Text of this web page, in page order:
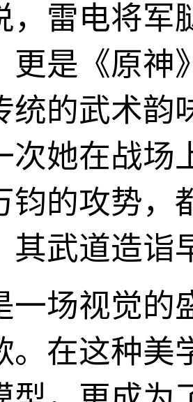
，雷电将军
更是《原神
统的武术韵
次她在战场
钧的攻势，
其武道造诣
一场视觉的
。在这种美